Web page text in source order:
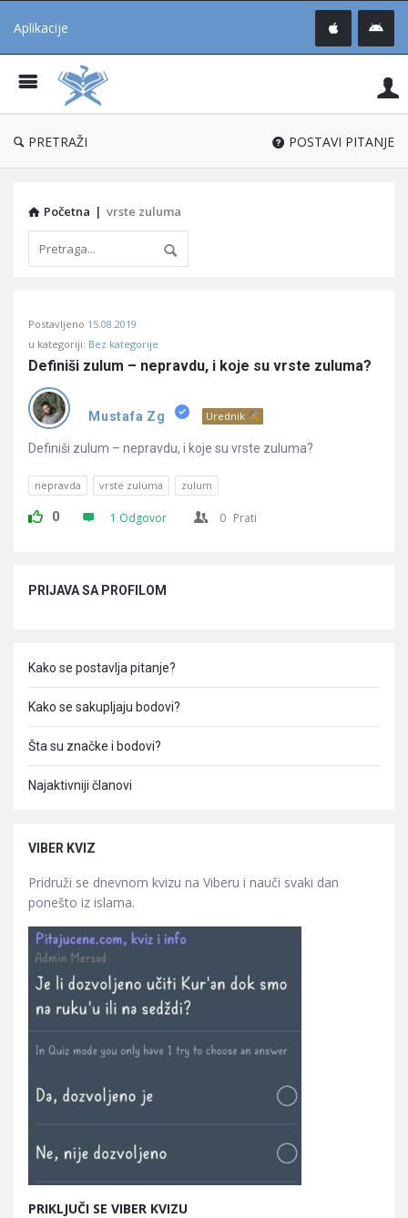
Aplikacije
®
PRETRAŽI POSTAVI PITANJE
Početna | vrste zuluma
Učene
Latest
Pitanja
Postavljeno 15.08.2019
u kategoriji: Bez kategorije
Definiši zulum – nepravdu, i koje su vrste zuluma?
Mustafa Zg Urednik
Definiši zulum – nepravdu, i koje su vrste zuluma?
nepravda vrste zuluma zulum
0 1 Odgovor 0 Prati
PRIJAVA SA PROFILOM
Kako se postavlja pitanje?
Kako se sakupljaju bodovi?
Šta su značke i bodovi?
Najaktivniji članovi
VIBER KVIZ
Pridruži se dnevnom kvizu na Viberu i nauči svaki dan
ponešto iz islama.
PRIKLJUČI SE VIBER KVIZU